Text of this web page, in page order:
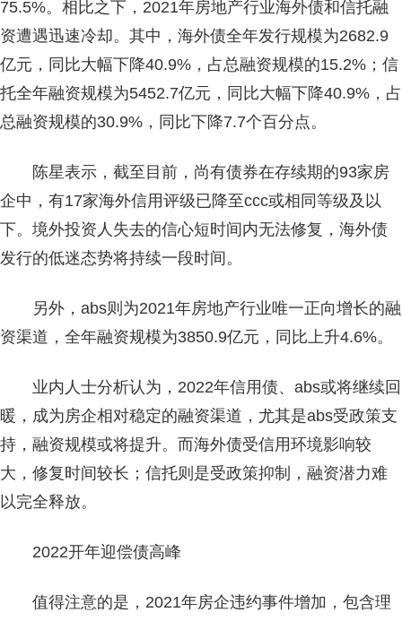
75.5%。相比之下，2021年房地产行业海外债和信托融
资遭遇迅速冷却。其中，海外债全年发行规模为2682.9
亿元，同比大幅下降40.9%，占总融资规模的15.2%；信
托全年融资规模为5452.7亿元，同比大幅下降40.9%，占
总融资规模的30.9%，同比下降7.7个百分点。
陈星表示，截至目前，尚有债券在存续期的93家房
企中，有17家海外信用评级已降至ccc或相同等级及以
下。境外投资人失去的信心短时间内无法修复，海外债
发行的低迷态势将持续一段时间。
另外，abs则为2021年房地产行业唯一正向增长的融
资渠道，全年融资规模为3850.9亿元，同比上升4.6%。
业内人士分析认为，2022年信用债、abs或将继续回
暖，成为房企相对稳定的融资渠道，尤其是abs受政策支
持，融资规模或将提升。而海外债受信用环境影响较
大，修复时间较长；信托则是受政策抑制，融资潜力难
以完全释放。
2022开年迎偿债高峰
值得注意的是，2021年房企违约事件增加，包含理